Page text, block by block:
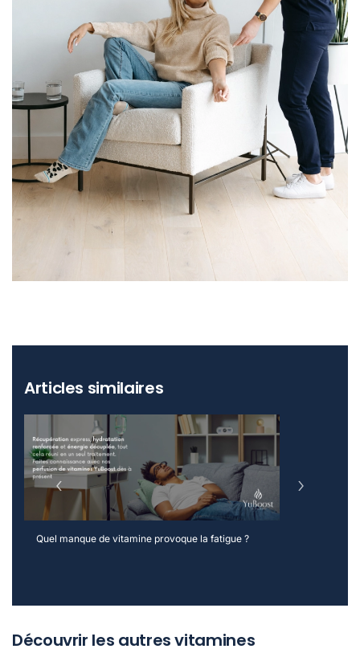
Articles similaires
Quel manque de vitamine provoque la fatigue ?
Découvrir les autres vitamines